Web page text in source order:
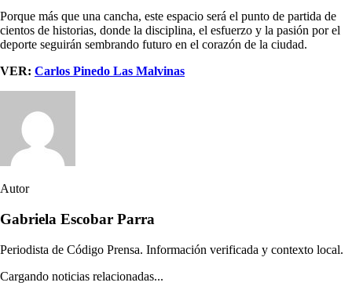
Porque más que una cancha, este espacio será el punto de partida de
cientos de historias, donde la disciplina, el esfuerzo y la pasión por el
deporte seguirán sembrando futuro en el corazón de la ciudad.
VER: Carlos Pinedo Las Malvinas
Autor
Gabriela Escobar Parra
Periodista de Código Prensa. Información verificada y contexto local.
Cargando noticias relacionadas...